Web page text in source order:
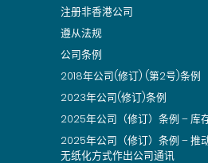
注册非香港公司
遵从法规
公司条例
2018年公司(修订) (第2号)条例
2023年公司(修订)条例
2025年公司（修订）条例 – 库
2025年公司（修订）条例 – 推
无纸化方式作出公司通讯